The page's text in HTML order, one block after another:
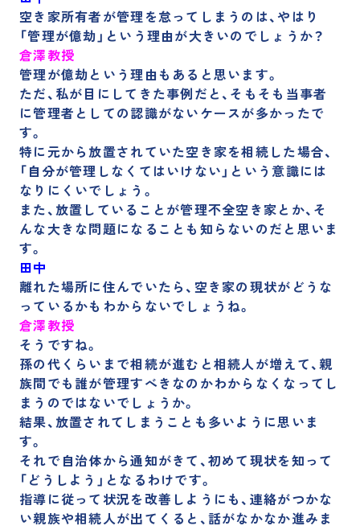
空き家所有者が管理を怠ってしまうのは、やはり
「管理が億劫」という理由が大きいのでしょうか？
倉澤教授
管理が億劫という理由もあると思います。
ただ、 私が目にしてきた事例だと、そもそも当事者
に管理者としての認識がないケースが多かったで
す。
特に元から放置されていた空き家を相続した場合、
「自分が管理しなくてはいけない」という意識には
なりにくいでしょう。
また、放置していることが管理不全空き家とか、そ
んな大きな問題になることも知らないのだと思いま
す。
田中
離れた場所に住んでいたら、空き家の現状がどうな
っているかもわからないでしょうね。
倉澤教授
そうですね。
孫の代くらいまで相続が進むと相続人が増えて、親
族間でも誰が管理すべきなのかわからなくなってし
まうのではないでしょうか。
結果、放置されてしまうことも多いように思いま
す。
それで自治体から通知がきて、初めて現状を知って
「どうしよう」となるわけです。
指導に従って状況を改善しようにも、連絡がつかな
い親族や相続人が出てくると、話がなかなか進みま